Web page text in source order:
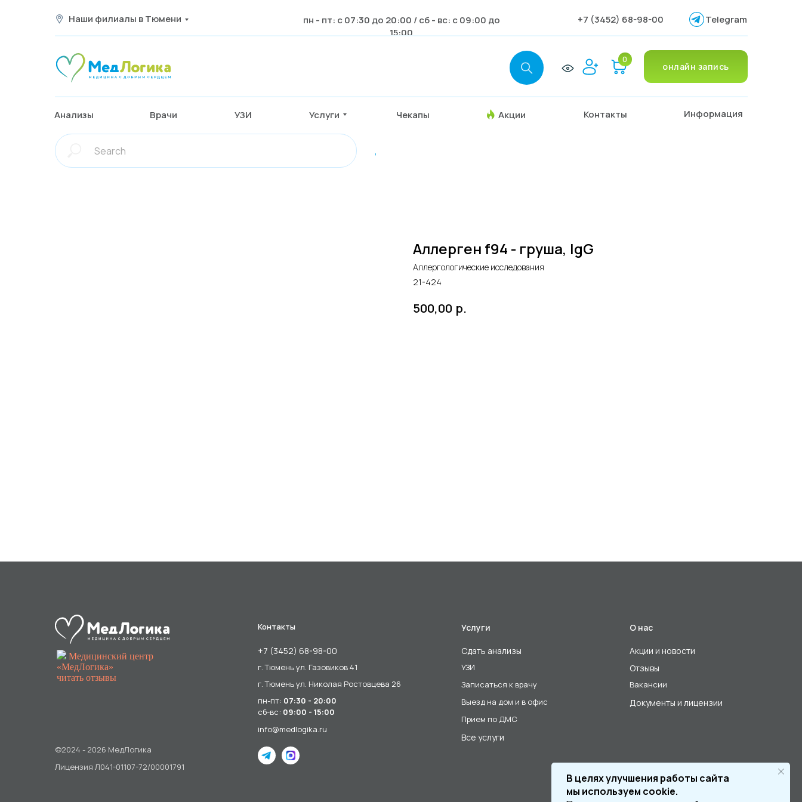
Наши филиалы в Тюмени
пн - пт: с 07:30 до 20:00 / сб - вс: с 09:00 до
15:00
Акции
+7 (3452) 68-98-00
онлайн запись
Анализы Врачи УЗИ Услуги Чекапы Контакты Информация
0
Telegram
,
Аллерген f94 - груша, IgG
Аллергологические исследования
21-424
500,00 р.
Лицензия Л041-01107-72/00001791
©2024 - 2026 МедЛогика
Услуги
Записаться к врачу
Сдать анализы
Все услуги
Выезд на дом и в офис
Контакты
УЗИ
+7 (3452) 68-98-00
г. Тюмень ул. Газовиков 41
г. Тюмень ул. Николая Ростовцева 26
Прием по ДМС
info@medlogika.ru
О нас
пн-пт: 07:30 - 20:00
сб-вс: 09:00 - 15:00
Акции и новости
Отзывы
Вакансии
Документы и лицензии
Медицинский центр
«МедЛогика»
читать отзывы
В целях улучшения работы сайта
мы используем cookie.